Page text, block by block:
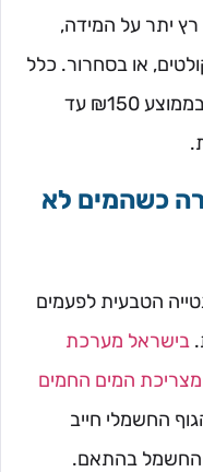
יתר על המידה,
או בסחרור. כלל
האצבע: ועד בית שהגיע מוכן חוסך בממוצע ₪150 עד
כשהמים לא
הטבעית לפעמים
בישראל מערכת
סולארית מספקת כ-70% עד 80% מצריכת המים החמים
החשמלי חייב
החשמל בהתאם.